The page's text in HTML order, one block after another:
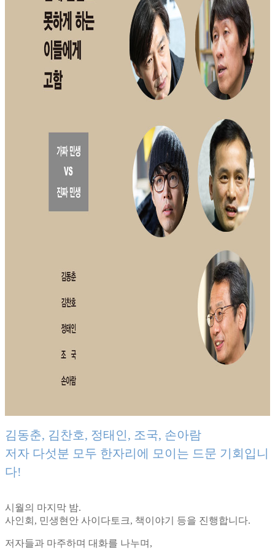
김동춘, 김찬호, 정태인, 조국, 손아람
저자 다섯분 모두 한자리에 모이는 드문 기회입니
다!
시월의 마지막 밤.
사인회, 민생현안 사이다토크, 책이야기 등을 진행합니다.
저자들과 마주하며 대화를 나누며,